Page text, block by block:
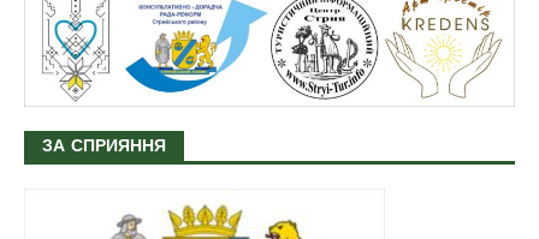
ЗА СПРИЯННЯ